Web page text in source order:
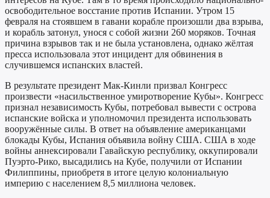
освободительное восстание против Испании. Утром 15
февраля на стоявшем в гавани корабле произошли два взрыва,
и корабль затонул, унося с собой жизни 260 моряков. Точная
причина взрывов так и не была установлена, однако жёлтая
пресса использовала этот инцидент для обвинения в
случившемся испанских властей.
В результате президент Мак-Кинли призвал Конгресс
произвести «насильственное умиротворение Кубы». Конгресс
признал независимость Кубы, потребовал вывести с острова
испанские войска и уполномочил президента использовать
вооружённые силы. В ответ на объявление американцами
блокады Кубы, Испания объявила войну США. США в ходе
войны аннексировали Гавайскую республику, оккупировали
Пуэрто-Рико, высадились на Кубе, получили от Испании
Филиппины, приобретя в итоге целую колониальную
империю с населением 8,5 миллиона человек.